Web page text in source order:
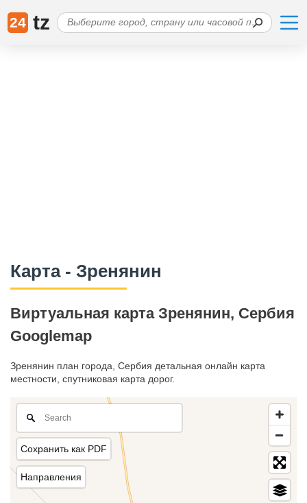
24 tz
Карта - Зренянин
Виртуальная карта Зренянин, Сербия
Googlemap
Зренянин план города, Сербия детальная онлайн карта
местности, спутниковая карта дорог.
Сохранить как PDF
Направления